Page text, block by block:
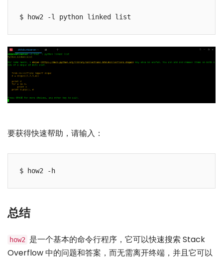
$ how2 -l python linked list
要获得快速帮助，请输入：
$ how2 -h
总结
how2 是一个基本的命令行程序，它可以快速搜索 Stack
Overflow 中的问题和答案，而无需离开终端，并且它可以